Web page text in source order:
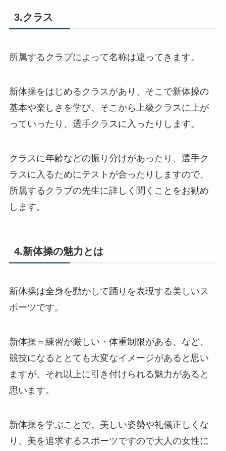
3.クラス
所属するクラブによって名称は違ってきます。
新体操をはじめるクラスがあり、そこで新体操の
基本や楽しさを学び、そこから上級クラスに上が
っていったり、選手クラスに入ったりします。
クラスに年齢などの振り分けがあったり、選手ク
ラスに入るためにテストが合ったりしますので、
所属するクラブの先生に詳しく聞くことをお勧め
します。
4.新体操の魅力とは
新体操は全身を動かして踊りを表現する美しいス
ポーツです。
新体操＝練習が厳しい・体重制限がある、など、
競技になるととても大変なイメージがあると思い
ますが、それ以上に引き付けられる魅力があると
思います。
新体操を学ぶことで、美しい姿勢や礼儀正しくな
り、美を追求するスポーツですので大人の女性に